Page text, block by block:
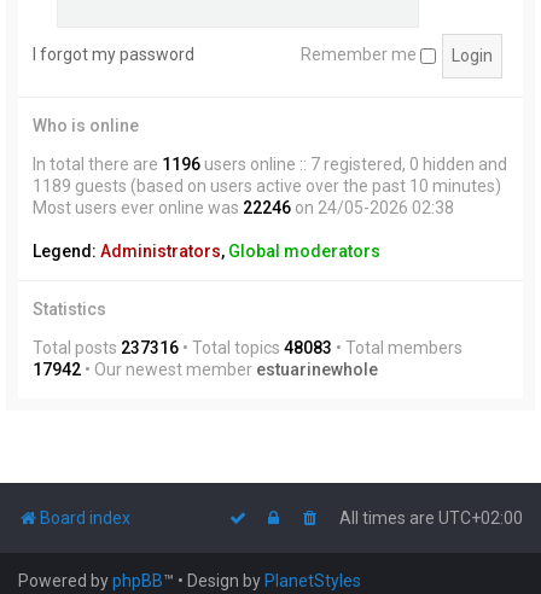
I forgot my password Remember me
Who is online
In total there are 1196 users online :: 7 registered, 0 hidden and
1189 guests (based on users active over the past 10 minutes)
Most users ever online was 22246 on 24/05-2026 02:38
Legend: Administrators, Global moderators
Statistics
Total posts 237316 • Total topics 48083 • Total members
17942 • Our newest member estuarinewhole
Board index All times are UTC+02:00
Powered byphpBB™ • Design by PlanetStyles